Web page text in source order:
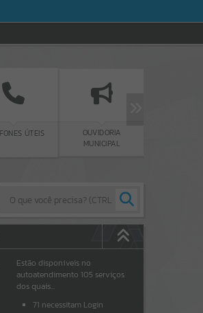
OUVIDORIA CARTA DE SERVIÇOS
Estão disponíveis no
autoatendimento 105 serviços
dos quais...
71 necessitam Login